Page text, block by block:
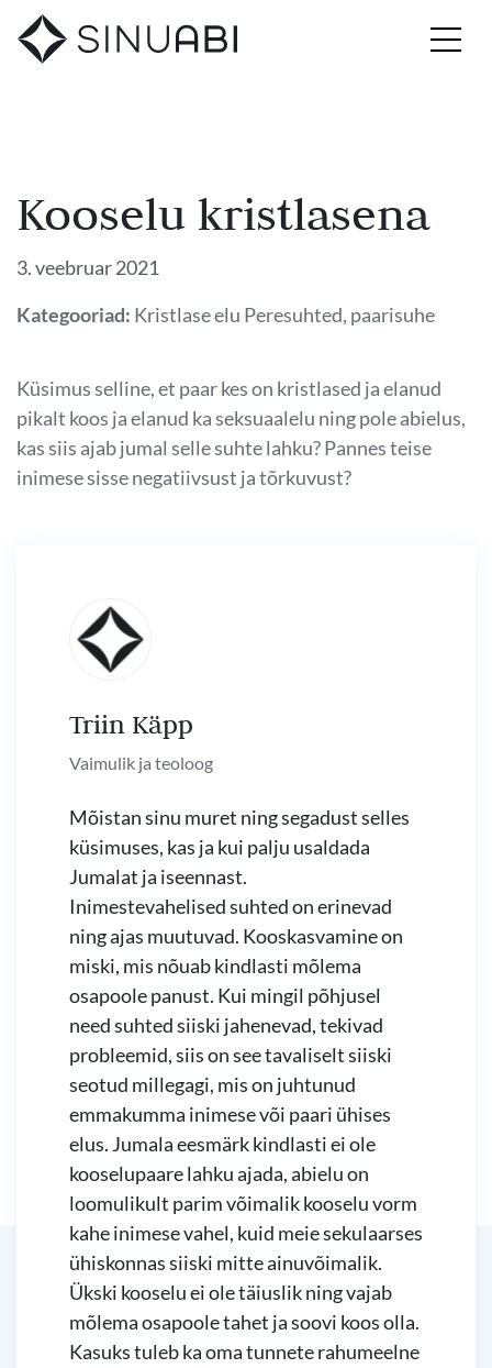
Kooselu kristlasena
3. veebruar 2021
Kategooriad: Kristlase elu Peresuhted, paarisuhe
Küsimus selline, et paar kes on kristlased ja elanud
pikalt koos ja elanud ka seksuaalelu ning pole abielus,
kas siis ajab jumal selle suhte lahku? Pannes teise
inimese sisse negatiivsust ja tõrkuvust?
Triin Käpp
Vaimulik ja teoloog
Mõistan sinu muret ning segadust selles
küsimuses, kas ja kui palju usaldada
Jumalat ja iseennast.
Inimestevahelised suhted on erinevad
ning ajas muutuvad. Kooskasvamine on
miski, mis nõuab kindlasti mõlema
osapoole panust. Kui mingil põhjusel
need suhted siiski jahenevad, tekivad
probleemid, siis on see tavaliselt siiski
seotud millegagi, mis on juhtunud
emmakumma inimese või paari ühises
elus. Jumala eesmärk kindlasti ei ole
kooselupaare lahku ajada, abielu on
loomulikult parim võimalik kooselu vorm
kahe inimese vahel, kuid meie sekulaarses
ühiskonnas siiski mitte ainuvõimalik.
Ükski kooselu ei ole täiuslik ning vajab
mõlema osapoole tahet ja soovi koos olla.
Kasuks tuleb ka oma tunnete rahumeelne